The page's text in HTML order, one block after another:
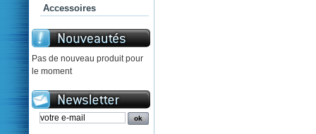
Accessoires
Pas de nouveau produit pour
le moment